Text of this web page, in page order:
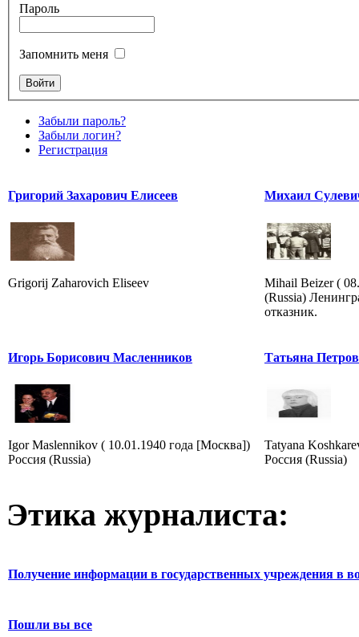
Пароль
Запомнить меня
Забыли пароль?
Забыли логин?
Регистрация
Григорий Захарович Елисеев
Grigorij Zaharovich Eliseev
Михаил
Mihail Beizer (
(Russia)
отказник.
Игорь Борисович Масленников
Igor Maslennikov ( 10.01.1940 года [Москва])
Россия (Russia)
Татьяна
Tatyana
Россия (Russia)
Этика журналиста:
Получение информации в государственных учреждения в
Пошли вы все